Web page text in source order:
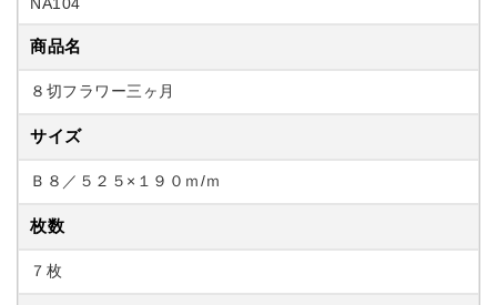
NA104
商品名
８切フラワー三ヶ月
サイズ
Ｂ８／５２５×１９０ｍ/ｍ
枚数
７枚